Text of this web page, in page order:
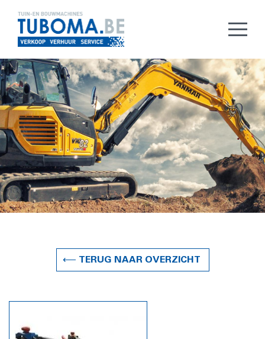
⟵ TERUG NAAR OVERZICHT